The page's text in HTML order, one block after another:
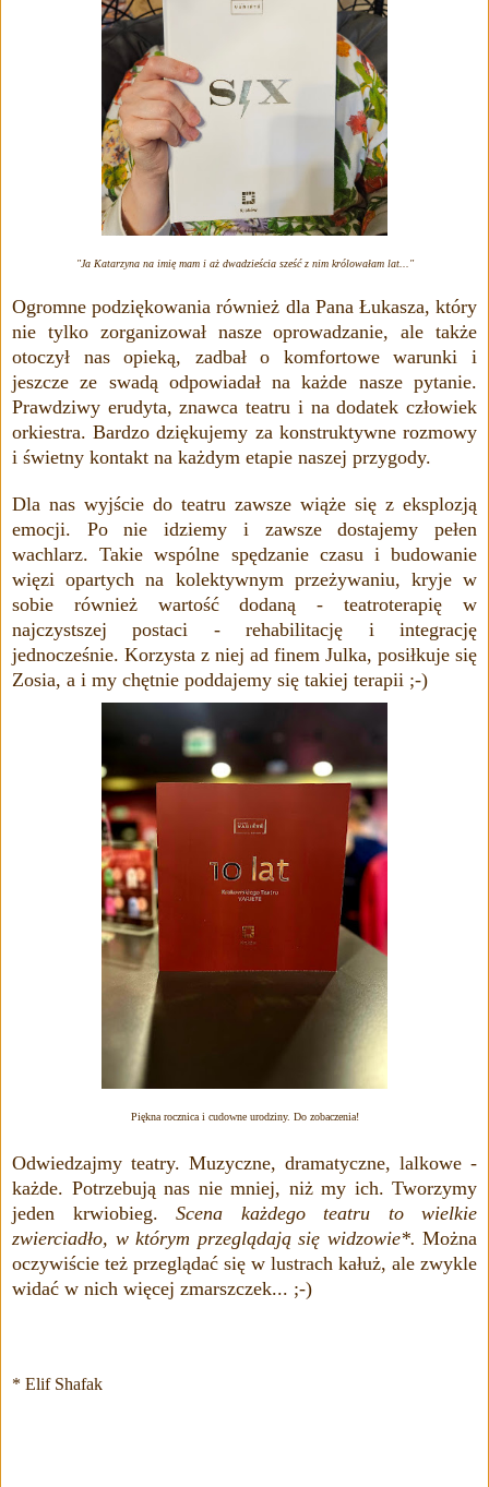
"Ja Katarzyna na imię mam i aż dwadzieścia sześć z nim królowałam lat..."
Ogromne podziękowania również dla Pana Łukasza, który
nie tylko zorganizował nasze oprowadzanie, ale także
otoczył nas opieką, zadbał o komfortowe warunki i
jeszcze ze swadą odpowiadał na każde nasze pytanie.
Prawdziwy erudyta, znawca teatru i na dodatek człowiek
orkiestra. Bardzo dziękujemy za konstruktywne rozmowy
i świetny kontakt na każdym etapie naszej przygody.
Dla nas wyjście do teatru zawsze wiąże się z eksplozją
emocji. Po nie idziemy i zawsze dostajemy pełen
wachlarz. Takie wspólne spędzanie czasu i budowanie
więzi opartych na kolektywnym przeżywaniu, kryje w
sobie również wartość dodaną - teatroterapię w
najczystszej postaci - rehabilitację i integrację
jednocześnie. Korzysta z niej ad finem Julka, posiłkuje się
Zosia, a i my chętnie poddajemy się takiej terapii ;-)
Piękna rocznica i cudowne urodziny. Do zobaczenia!
Odwiedzajmy teatry. Muzyczne, dramatyczne, lalkowe -
każde. Potrzebują nas nie mniej, niż my ich. Tworzymy
jeden krwiobieg. Scena każdego teatru to wielkie
zwierciadło, w którym przeglądają się widzowie*. Można
oczywiście też przeglądać się w lustrach kałuż, ale zwykle
widać w nich więcej zmarszczek... ;-)
* Elif Shafak